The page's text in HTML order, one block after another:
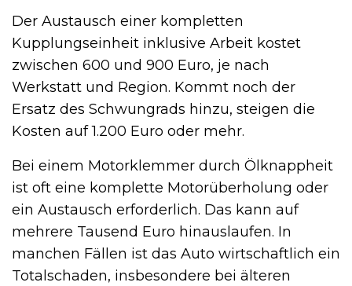
Der Austausch einer kompletten
Kupplungseinheit inklusive Arbeit kostet
zwischen 600 und 900 Euro, je nach
Werkstatt und Region. Kommt noch der
Ersatz des Schwungrads hinzu, steigen die
Kosten auf 1.200 Euro oder mehr.
Bei einem Motorklemmer durch Ölknappheit
ist oft eine komplette Motorüberholung oder
ein Austausch erforderlich. Das kann auf
mehrere Tausend Euro hinauslaufen. In
manchen Fällen ist das Auto wirtschaftlich ein
Totalschaden, insbesondere bei älteren